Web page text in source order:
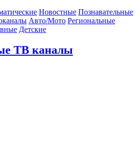
Новостные Познавательные
Авто/Мото Региональные
Детские
ТВ каналы